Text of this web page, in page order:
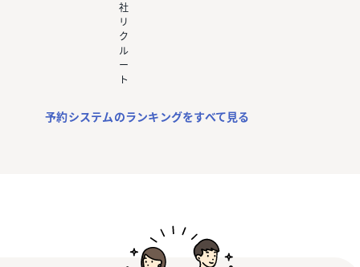
社
リ
ク
ル
ー
ト
予約システムのランキングをすべて見る